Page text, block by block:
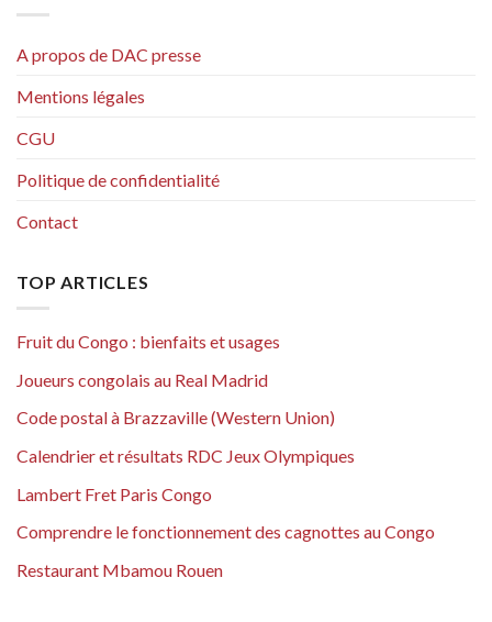
A propos de DAC presse
Mentions légales
CGU
Politique de confidentialité
Contact
TOP ARTICLES
Fruit du Congo : bienfaits et usages
Joueurs congolais au Real Madrid
Code postal à Brazzaville (Western Union)
Calendrier et résultats RDC Jeux Olympiques
Lambert Fret Paris Congo
Comprendre le fonctionnement des cagnottes au Congo
Restaurant Mbamou Rouen